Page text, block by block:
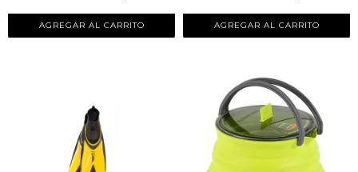
AGREGAR AL CARRITO AGREGAR AL CARRITO